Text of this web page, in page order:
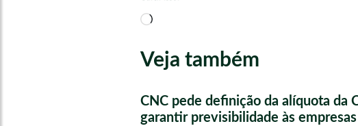
Carregando...
Veja também
CNC pede definição da alíquota da
garantir previsibilidade às empresas